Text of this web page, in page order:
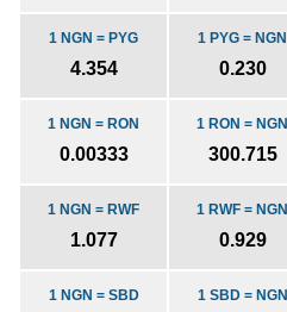
1 PYG = NGN
0.230
1 NGN = PYG
4.354
1 RON = NGN
300.715
1 NGN = RON
0.00333
1 RWF = NGN
0.929
1 NGN = RWF
1.077
1 SBD = NGN
1 NGN = SBD